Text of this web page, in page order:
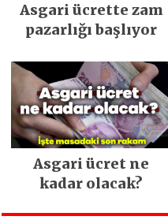
Asgari ücrette zam
pazarlığı başlıyor
Asgari ücret ne
kadar olacak?